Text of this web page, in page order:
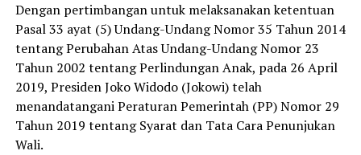
Dengan pertimbangan untuk melaksanakan ketentuan
Pasal 33 ayat (5) Undang-Undang Nomor 35 Tahun 2014
tentang Perubahan Atas Undang-Undang Nomor 23
Tahun 2002 tentang Perlindungan Anak, pada 26 April
2019, Presiden Joko Widodo (Jokowi) telah
menandatangani Peraturan Pemerintah (PP) Nomor 29
Tahun 2019 tentang Syarat dan Tata Cara Penunjukan
Wali.